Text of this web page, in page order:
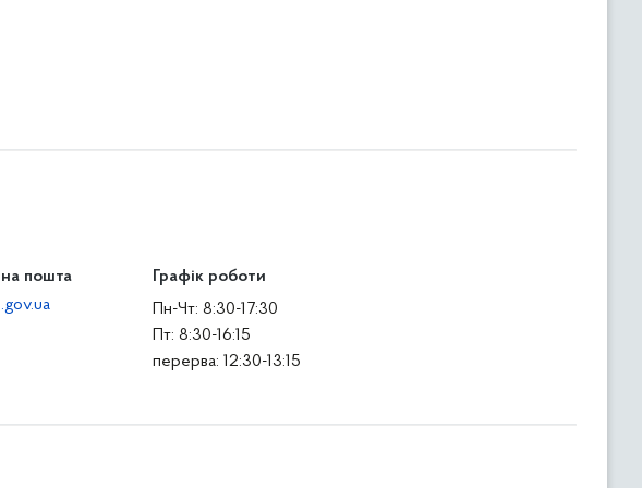
пошта
Графік роботи
Пн-Чт: 8:30-17:30
Пт: 8:30-16:15
перерва: 12:30-13:15